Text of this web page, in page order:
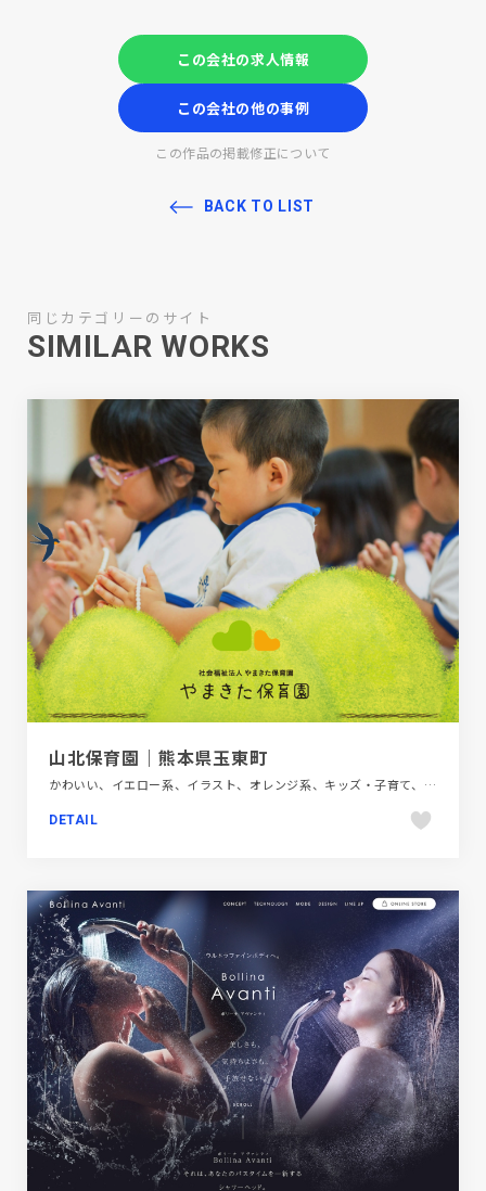
この会社の求人情報
この会社の他の事例
この作品の掲載修正について
BACK TO LIST
同じカテゴリーのサイト
SIMILAR WORKS
山北保育園｜熊本県玉東町
かわいい、イエロー系、イラスト、オレンジ系、キッズ・子育て、ブラウン系、ベージュ・ゴールド系、大きめ写真、手書き・ハンドメイド、施設・店舗サイト
DETAIL